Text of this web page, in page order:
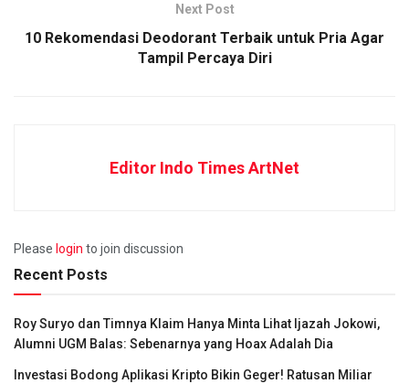
Next Post
10 Rekomendasi Deodorant Terbaik untuk Pria Agar
Tampil Percaya Diri
Editor Indo Times ArtNet
Please login to join discussion
Recent Posts
Roy Suryo dan Timnya Klaim Hanya Minta Lihat Ijazah Jokowi,
Alumni UGM Balas: Sebenarnya yang Hoax Adalah Dia
Investasi Bodong Aplikasi Kripto Bikin Geger! Ratusan Miliar